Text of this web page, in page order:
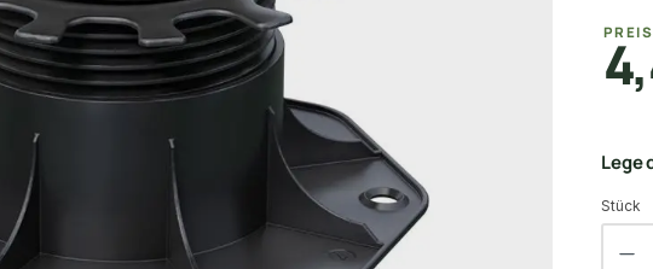
PREIS
Lege
Stück